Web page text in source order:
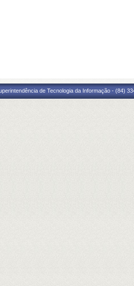
de Tecnologia da Informação - (84)